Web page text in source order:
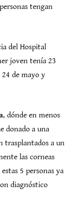
tengan
del Hospital
joven tenía 23
de mayo y
, dónde en menos
donado a una
trasplantados a un
las corneas
5 personas ya
diagnóstico